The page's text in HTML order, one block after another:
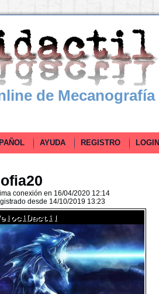
de Mecanografía
AYUDA REGISTRO LOGIN
conexión en 16/04/2020 12:14
desde 14/10/2019 13:23